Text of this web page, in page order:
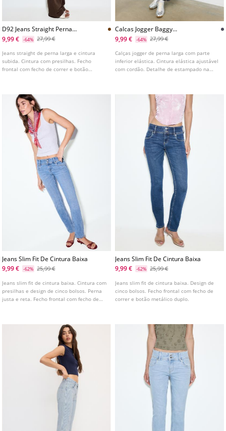
D92 Jeans Straight Perna
Larga
9,99 € -64% 27,99 €
Jeans straight de perna larga e cintura
subida. Cintura com presilhas. Fecho
frontal com fecho de correr e botão
Calcas Jogger Baggy
Posicionais
9,99 € -64% 27,99 €
Calças jogger de perna larga com parte
inferior elástica. Cintura elástica ajustável
com cordão. Detalhe de estampado na
Jeans Slim Fit De Cintura Baixa
9,99 €
-62% 25,99 €
Jeans slim fit de cintura baixa. Cintura com
presilhas e design de cinco bolsos. Perna
justa e reta. Fecho frontal com fecho de
Jeans Slim Fit De Cintura Baixa
9,99 €
-62% 25,99 €
Jeans slim fit de cintura baixa. Design de
cinco bolsos. Fecho frontal com fecho de
correr e botão metálico duplo.